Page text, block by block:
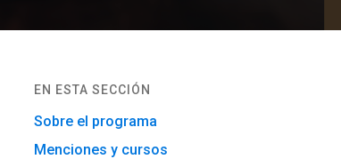
EN ESTA SECCIÓN
Sobre el programa
Menciones y cursos